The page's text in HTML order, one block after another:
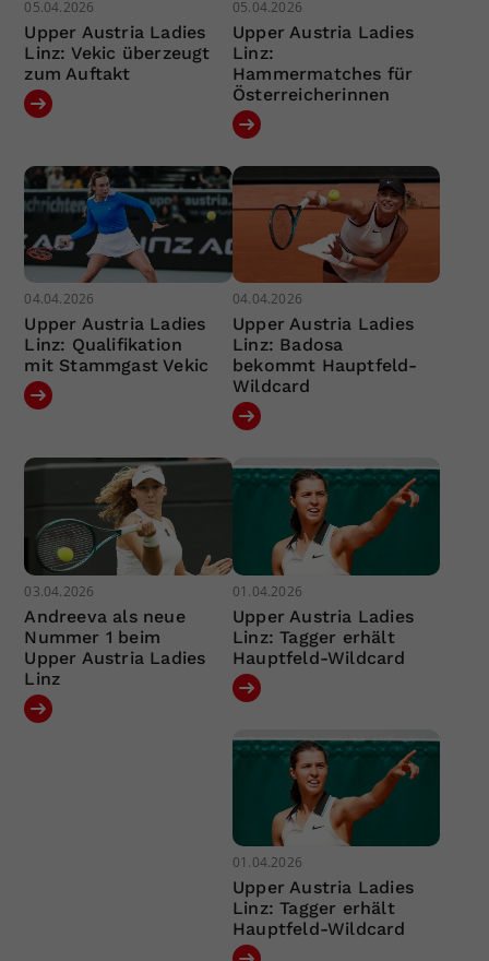
05.04.2026
Upper Austria Ladies
Linz: Vekic überzeugt
zum Auftakt
05.04.2026
Upper Austria Ladies
Linz:
Hammermatches für
Österreicherinnen
04.04.2026
Upper Austria Ladies
Linz: Qualifikation
mit Stammgast Vekic
04.04.2026
Upper Austria Ladies
Linz: Badosa
bekommt Hauptfeld-
Wildcard
03.04.2026
Andreeva als neue
Nummer 1 beim
Upper Austria Ladies
Linz
01.04.2026
Upper Austria Ladies
Linz: Tagger erhält
Hauptfeld-Wildcard
01.04.2026
Upper Austria Ladies
Linz: Tagger erhält
Hauptfeld-Wildcard